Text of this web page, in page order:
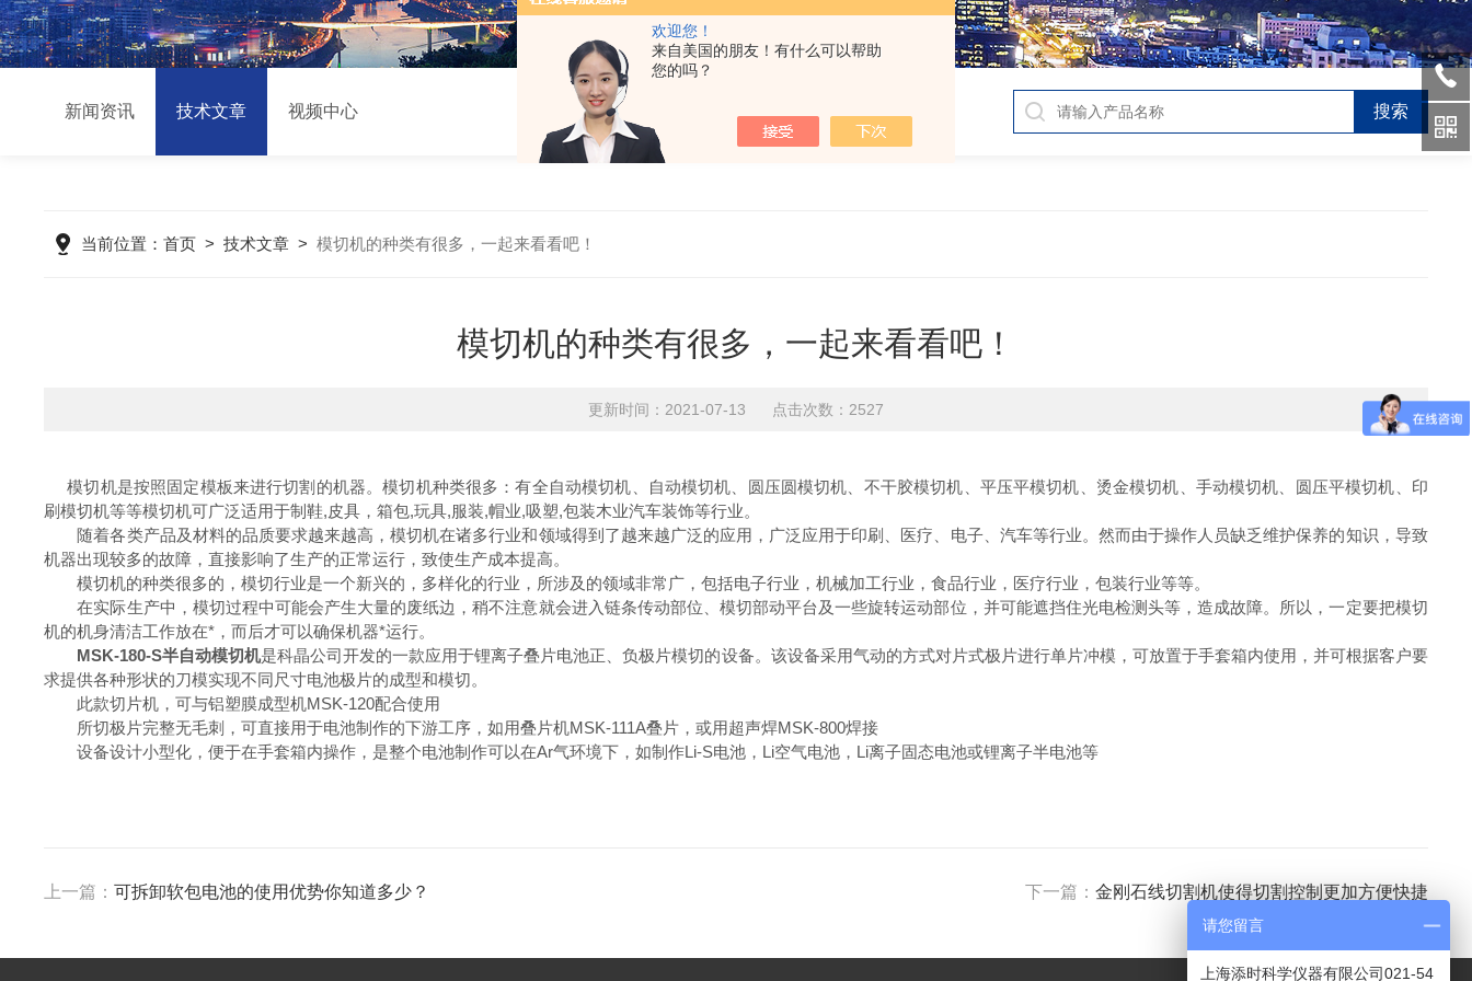
欢迎您！
来自美国的朋友！有什么可以帮助
您的吗？
新闻资讯 技术文章 视频中心
当前位置：首页 >技术文章 >模切机的种类有很多，一起来看看吧！
模切机的种类有很多，一起来看看吧！
更新时间：2021-07-13 点击次数：2527
模切机是按照固定模板来进行切割的机器。模切机种类很多：有全自动模切机、自动模切机、圆压圆模切机、不干胶模切机、平压平模切机、烫金模切机、手动模切机、圆压平模切机、印
刷模切机等等模切机可广泛适用于制鞋,皮具，箱包,玩具,服装,帽业,吸塑,包装木业汽车装饰等行业。
随着各类产品及材料的品质要求越来越高，模切机在诸多行业和领域得到了越来越广泛的应用，广泛应用于印刷、医疗、电子、汽车等行业。然而由于操作人员缺乏维护保养的知识，导致
机器出现较多的故障，直接影响了生产的正常运行，致使生产成本提高。
模切机的种类很多的，模切行业是一个新兴的，多样化的行业，所涉及的领域非常广，包括电子行业，机械加工行业，食品行业，医疗行业，包装行业等等。
在实际生产中，模切过程中可能会产生大量的废纸边，稍不注意就会进入链条传动部位、模切部动平台及一些旋转运动部位，并可能遮挡住光电检测头等，造成故障。所以，一定要把模切
机的机身清洁工作放在*，而后才可以确保机器*运行。
MSK-180-S半自动模切机是科晶公司开发的一款应用于锂离子叠片电池正、负极片模切的设备。该设备采用气动的方式对片式极片进行单片冲模，可放置于手套箱内使用，并可根据客户要
求提供各种形状的刀模实现不同尺寸电池极片的成型和模切。
此款切片机，可与铝塑膜成型机MSK-120配合使用
所切极片完整无毛刺，可直接用于电池制作的下游工序，如用叠片机MSK-111A叠片，或用超声焊MSK-800焊接
设备设计小型化，便于在手套箱内操作，是整个电池制作可以在Ar气环境下，如制作Li-S电池，Li空气电池，Li离子固态电池或锂离子半电池等
上一篇：可拆卸软包电池的使用优势你知道多少？ 下一篇： 金刚石线切割机使得切割控制更加方便快捷
请您留言
上海添时科学仪器有限公司021-54